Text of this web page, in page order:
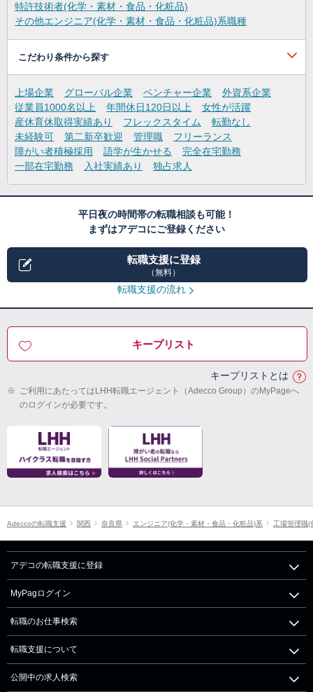
特許技術者(化学・素材・食品・化粧品)
その他エンジニア(化学・素材・食品・化粧品)系職種
こだわり条件から探す
上場企業 グローバル企業 ベンチャー企業
外資系企業
従業員1000名以上
年間休日120日以上
女性が活躍
産休育休取得実績あり
フレックスタイム
転勤なし
未経験可
第二新卒歓迎 管理職
フリーランス
障がい者積極採用
語学が生かせる
完全在宅勤務
一部在宅勤務
入社実績あり 独占求人
平日夜の時間帯の転職相談も可能！
まずはアデコにご登録ください
転職支援に登録
（無料）
転職支援の流れ
キープリスト
キープリストとは
※ ご利用にあたってはLHH転職エージェント（Adecco Group）のMyPageへ
のログインが必要です。
Adeccoの転職支援 関西 奈良県 エンジニア(化学・素材・食品・化粧品)系 工場管理職(
アデコの転職支援に登録
MyPagログイン
転職のお仕事検索
転職支援について
公開中の求人検索